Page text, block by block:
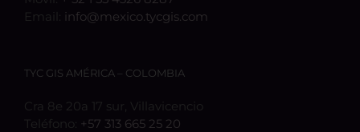
Email: info@mexico.tycgis.com
TYC GIS AMÉRICA – COLOMBIA
Cra 8e 20a 17 sur, Villavicencio
Teléfono: +57 313 665 25 20